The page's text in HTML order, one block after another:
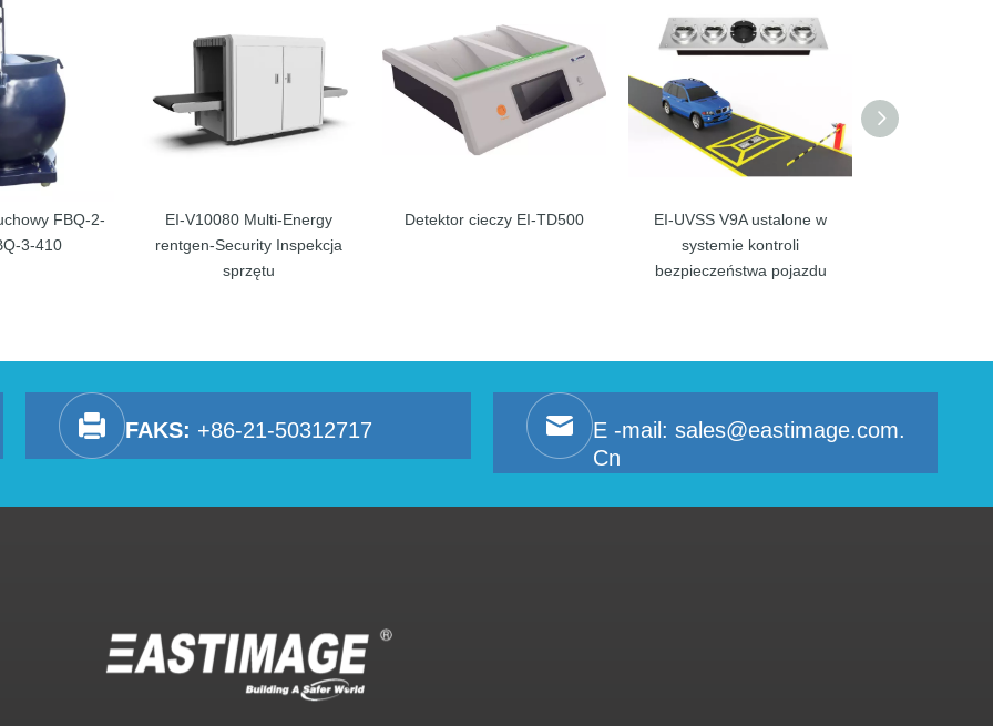
FBQ-2-
3-410
EI-V10080 Multi-Energy
rentgen-Security Inspekcja
sprzętu
Detektor cieczy EI-TD500
EI-UVSS V9A ustalone w
systemie kontroli
bezpieczeństwa pojazdu
FAKS: +86-21-50312717 E -mail: sales@eastimage.com.
Cn